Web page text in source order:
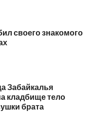
своего знакомого
Забайкалья
кладбище тело
брата